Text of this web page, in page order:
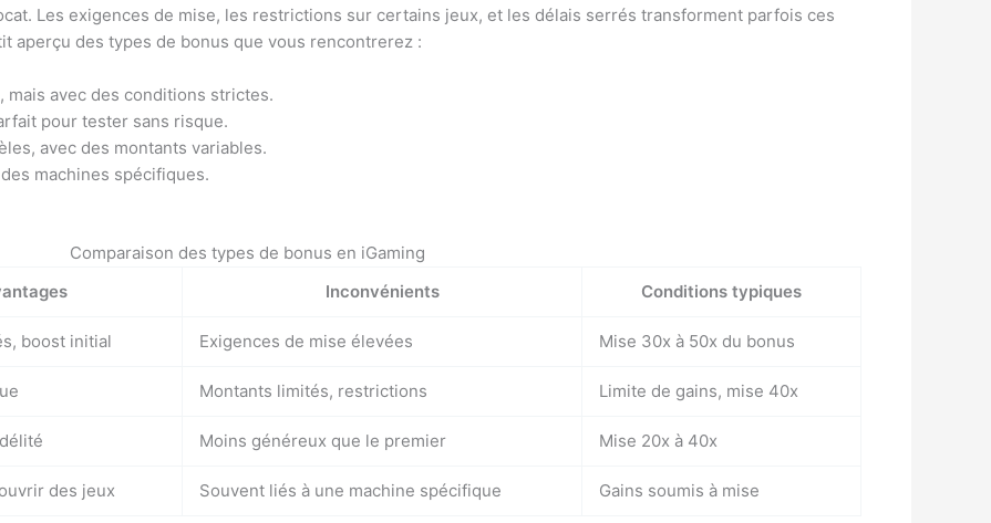
Les exigences de mise, les restrictions sur certains jeux, et les délais serrés transforment parfois ces
aperçu des types de bonus que vous rencontrerez :
avec des conditions strictes.
pour tester sans risque.
avec des montants variables.
machines spécifiques.
Comparaison des types de bonus en iGaming
Inconvénients Conditions typiques
boost initial Exigences de mise élevées Mise 30x à 50x du bonus
Montants limités, restrictions Limite de gains, mise 40x
Moins généreux que le premier Mise 20x à 40x
des jeux Souvent liés à une machine spécifique Gains soumis à mise